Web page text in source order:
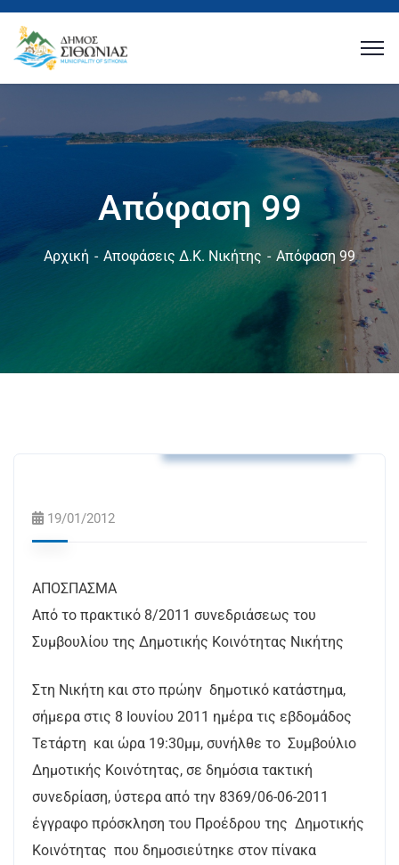
Απόφαση 99
Αρχική Αποφάσεις Δ.Κ. Νικήτης Απόφαση 99
19/01/2012
ΑΠΟΣΠΑΣΜΑ
Από το πρακτικό 8/2011 συνεδριάσεως του
Συμβουλίου της Δημοτικής Κοινότητας Νικήτης
Στη Νικήτη και στο πρώην δημοτικό κατάστημα,
σήμερα στις 8 Ιουνίου 2011 ημέρα τις εβδομάδος
Τετάρτη και ώρα 19:30μμ, συνήλθε το Συμβούλιο
Δημοτικής Κοινότητας, σε δημόσια τακτική
συνεδρίαση, ύστερα από την 8369/06-06-2011
έγγραφο πρόσκληση του Προέδρου της Δημοτικής
Κοινότητας που δημοσιεύτηκε στον πίνακα